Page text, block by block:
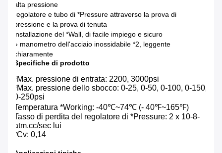
alta pressione
regolatore e tubo di *Pressure attraverso la prova di
pressione e la prova di tenuta
installazione del *Wall, di facile impiego e sicuro
» manometro dell'acciaio inossidabile *2, leggente
chiaramente
Specifiche di prodotto
*Max. pressione di entrata: 2200, 3000psi
*Max. pressione dello sbocco: 0-25, 0-50, 0-100, 0-150,
0-250psi
Temperatura *Working: -40℃~74℃ (- 40℉~165℉)
Tasso di perdita del regolatore di *Pressure: 2 x 10-8-
atm.cc/sec lui
*Cv: 0,14